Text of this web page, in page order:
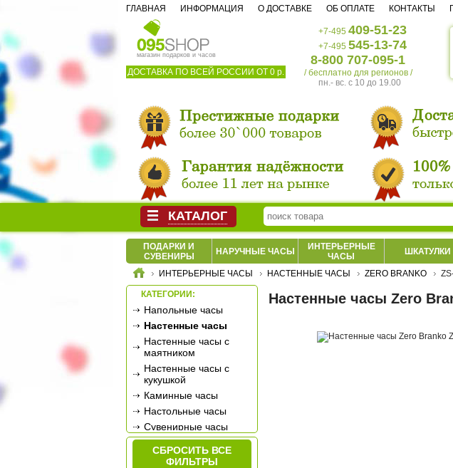
магазин подарков и часов
ДОСТАВКА ПО ВСЕЙ РОССИИ ОТ 0 р.
+7-495 409-51-23
+7-495 545-13-74
8-800 707-095-1
/ бесплатно для регионов /
пн.- вс. c 10 до 19.00
ГЛАВНАЯ ИНФОРМАЦИЯ О ДОСТАВКЕ ОБ ОПЛАТЕ КОНТАКТЫ
ПОДАРКИ И
СУВЕНИРЫ
НАРУЧНЫЕ ЧАСЫ
ИНТЕРЬЕРНЫЕ
ЧАСЫ
ШКАТУЛКИ
ИНТЕРЬЕРНЫЕ ЧАСЫ НАСТЕННЫЕ ЧАСЫ ZERO BRANKO
КАТЕГОРИИ:
Напольные часы
Настенные часы
Настенные часы с
маятником
Настенные часы с
кукушкой
Каминные часы
Настольные часы
Сувенирные часы
Будильники
Метеостанции
СБРОСИТЬ ВСЕ
ФИЛЬТРЫ
Настенные часы Zero
КАТАЛОГ